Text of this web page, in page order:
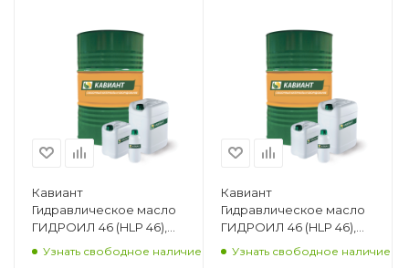
Кавиант
Гидравлическое масло
ГИДРОИЛ 46 (HLP 46),
Узнать свободное наличие
Кавиант
Гидравлическое масло
ГИДРОИЛ 46 (HLP 46),
Узнать свободное наличие